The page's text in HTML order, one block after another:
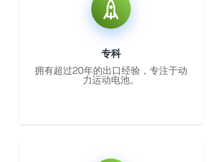
专科
拥有超过20年的出口经验，专注于动
力运动电池。